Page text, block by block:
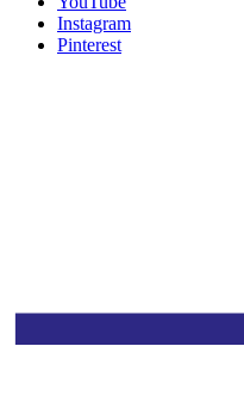
Instagram
Pinterest